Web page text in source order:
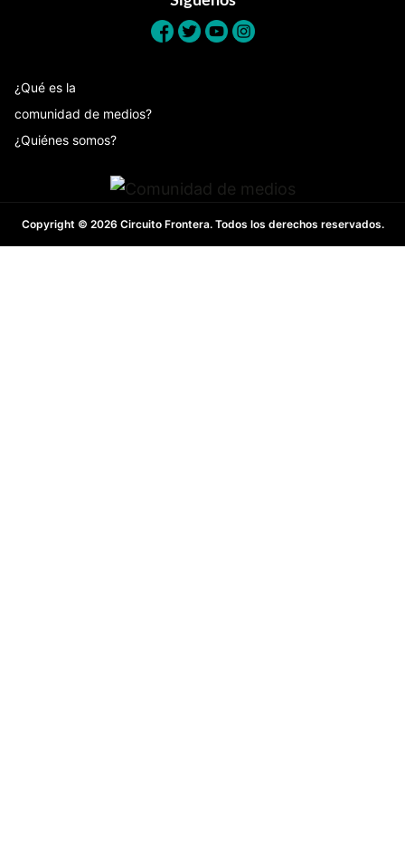
¿Qué es la
comunidad de medios?
¿Quiénes somos?
Copyright © 2026 Circuito Frontera. Todos los derechos reservados.